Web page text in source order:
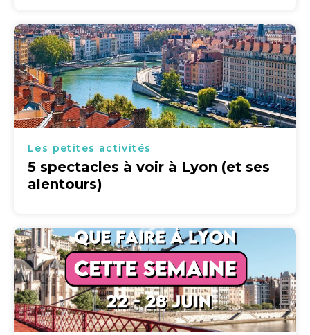
Les petites activités
5 spectacles à voir à Lyon (et ses
alentours)